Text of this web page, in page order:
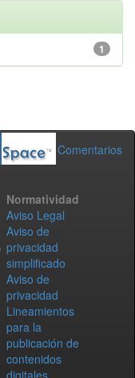
1
Comentarios
Normatividad
Aviso Legal
Aviso de
privacidad
simplificado
Aviso de
privacidad
Lineamientos
para la
publicación de
contenidos
digitales